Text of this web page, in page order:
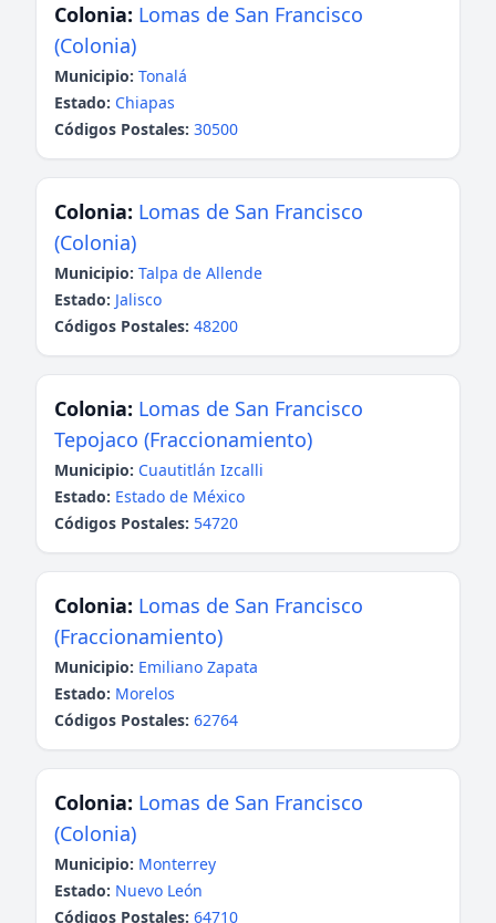
Colonia: Lomas de San Francisco
(Colonia)
Municipio: Tonalá
Estado: Chiapas
Códigos Postales: 30500
Colonia: Lomas de San Francisco
(Colonia)
Municipio: Talpa de Allende
Estado: Jalisco
Códigos Postales: 48200
Colonia: Lomas de San Francisco
Tepojaco (Fraccionamiento)
Municipio: Cuautitlán Izcalli
Estado: Estado de México
Códigos Postales: 54720
Colonia: Lomas de San Francisco
(Fraccionamiento)
Municipio: Emiliano Zapata
Estado: Morelos
Códigos Postales: 62764
Colonia: Lomas de San Francisco
(Colonia)
Municipio: Monterrey
Estado: Nuevo León
Códigos Postales: 64710